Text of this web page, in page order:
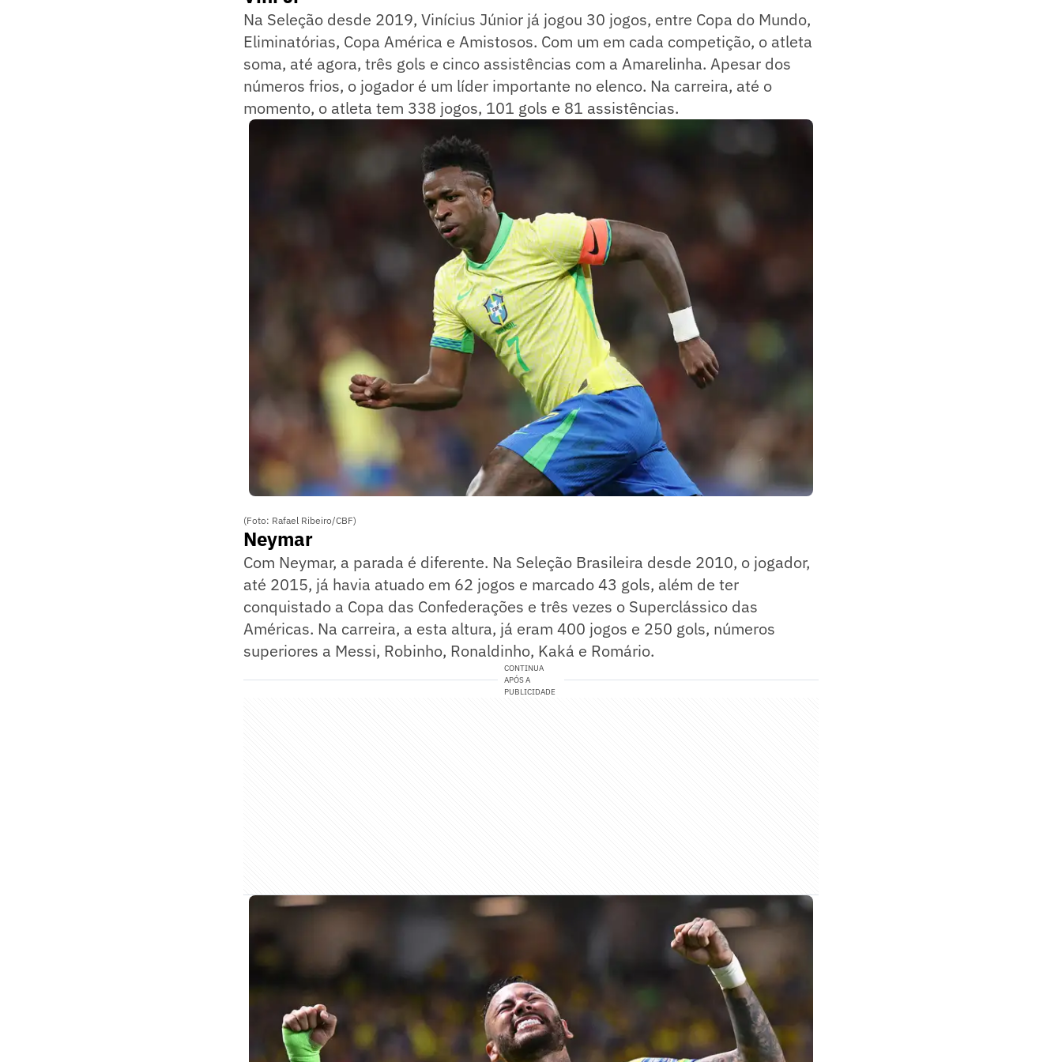
Na Seleção desde 2019, Vinícius Júnior já jogou 30 jogos, entre Copa do Mundo,
Eliminatórias, Copa América e Amistosos. Com um em cada competição, o atleta
soma, até agora, três gols e cinco assistências com a Amarelinha. Apesar dos
números frios, o jogador é um líder importante no elenco. Na carreira, até o
momento, o atleta tem 338 jogos, 101 gols e 81 assistências.
(Foto: Rafael Ribeiro/CBF)
Neymar
Com Neymar, a parada é diferente. Na Seleção Brasileira desde 2010, o jogador,
até 2015, já havia atuado em 62 jogos e marcado 43 gols, além de ter
conquistado a Copa das Confederações e três vezes o Superclássico das
Américas. Na carreira, a esta altura, já eram 400 jogos e 250 gols, números
superiores a Messi, Robinho, Ronaldinho, Kaká e Romário.
CONTINUA
APÓS A
PUBLICIDADE